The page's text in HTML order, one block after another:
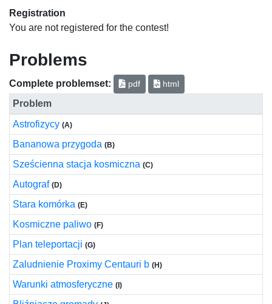
Registration
You are not registered for the contest!
Problems
Complete problemset: pdf html
Problem
Astrofizycy (A)
Bananowa przygoda (B)
Sześcienna stacja kosmiczna (C)
Autograf (D)
Stara komórka (E)
Kosmiczne paliwo (F)
Plan teleportacji (G)
Zaludnienie Proximy Centauri b (H)
Warunki atmosferyczne (I)